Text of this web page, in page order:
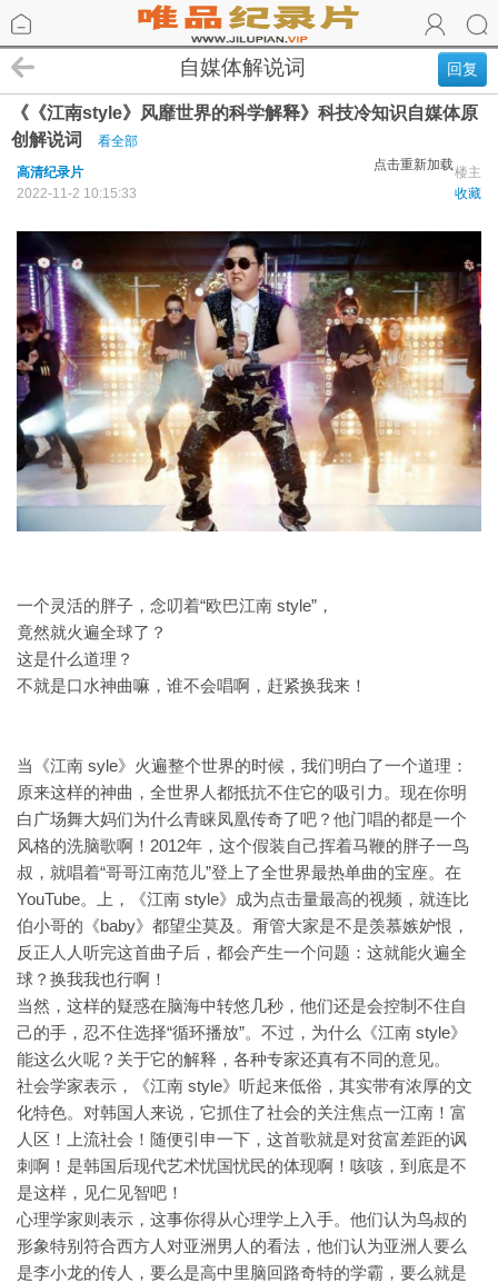
回复
自媒体解说词
《《江南style》风靡世界的科学解释》科技冷知识自媒体原
创解说词
看全部
点击重新加载楼主
高清纪录片
收藏
2022-11-2 10:15:33
一个灵活的胖子，念叨着“欧巴江南 style”，
竟然就火遍全球了？
这是什么道理？
不就是口水神曲嘛，谁不会唱啊，赶紧换我来！
当《江南 syle》火遍整个世界的时候，我们明白了一个道理：
原来这样的神曲，全世界人都抵抗不住它的吸引力。现在你明
白广场舞大妈们为什么青睐凤凰传奇了吧？他门唱的都是一个
风格的洗脑歌啊！2012年，这个假装自己挥着马鞭的胖子一鸟
叔，就唱着“哥哥江南范儿”登上了全世界最热单曲的宝座。在
YouTube。上，《江南 style》成为点击量最高的视频，就连比
伯小哥的《baby》都望尘莫及。甭管大家是不是羡慕嫉妒恨，
反正人人听完这首曲子后，都会产生一个问题：这就能火遍全
球？换我我也行啊！
当然，这样的疑惑在脑海中转悠几秒，他们还是会控制不住自
己的手，忍不住选择“循环播放”。不过，为什么《江南 style》
能这么火呢？关于它的解释，各种专家还真有不同的意见。
社会学家表示，《江南 style》听起来低俗，其实带有浓厚的文
化特色。对韩国人来说，它抓住了社会的关注焦点一江南！富
人区！上流社会！随便引申一下，这首歌就是对贫富差距的讽
刺啊！是韩国后现代艺术忧国忧民的体现啊！咳咳，到底是不
是这样，见仁见智吧！
心理学家则表示，这事你得从心理学上入手。他们认为鸟叔的
形象特别符合西方人对亚洲男人的看法，他们认为亚洲人要么
是李小龙的传人，要么是高中里脑回路奇特的学霸，要么就是